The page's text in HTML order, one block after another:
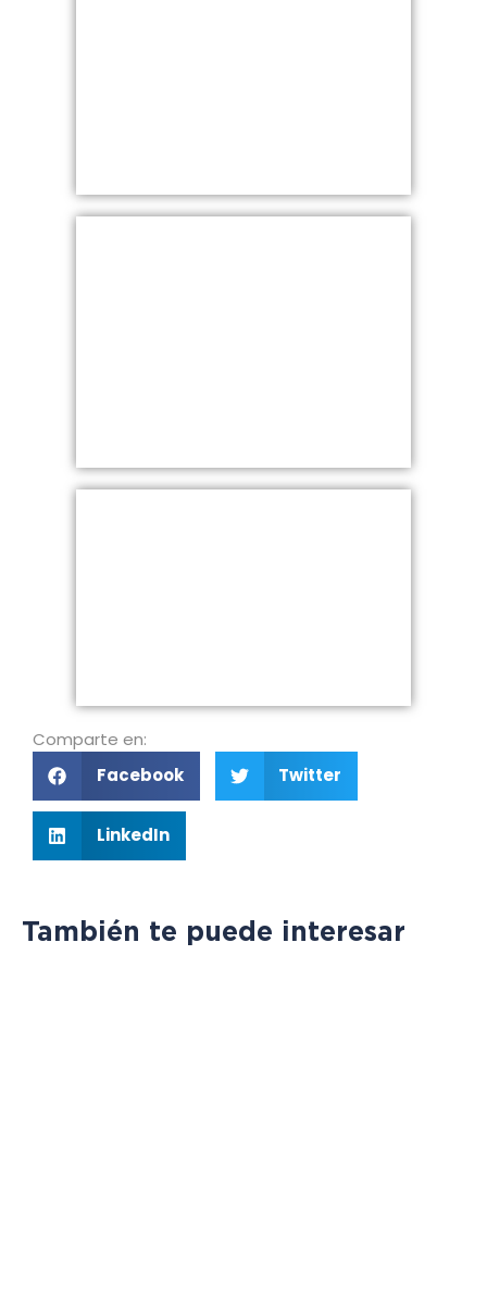
Comparte en:
Facebook
Twitter
LinkedIn
También te puede interesar